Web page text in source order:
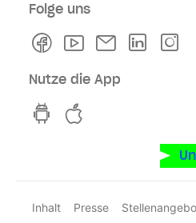
Folge uns
FacebookYoutubeNewsletter
Nutze die App
hvv switch App auf
Inhalt Presse